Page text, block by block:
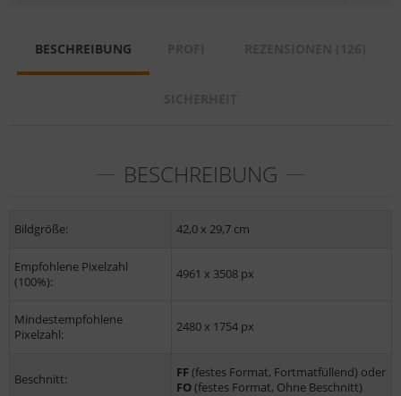
BESCHREIBUNG
BESCHREIBUNG
Bildgröße: 42,0 x 29,7 cm
Empfohlene Pixelzahl
(100%):
4961 x 3508 px
Mindestempfohlene
Pixelzahl:
2480 x 1754 px
Beschnitt: FF(festes Format, Fortmatfüllend) oder
FO(festes Format, Ohne Beschnitt)